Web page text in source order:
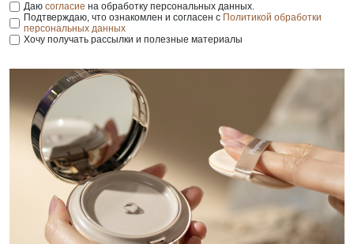
Даю согласие на обработку персональных данных.
Подтверждаю, что ознакомлен и согласен с Политикой обработки
персональных данных
Хочу получать рассылки и полезные материалы